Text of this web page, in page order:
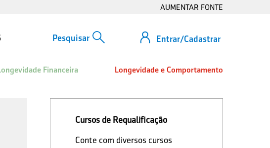
AUMENTAR FONTE
Entrar/Cadastrar
Financeira Longevidade e Comportamento
Cursos de Requalificação
Conte com diversos cursos